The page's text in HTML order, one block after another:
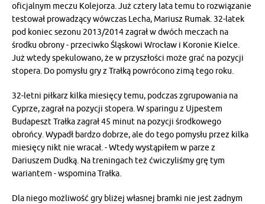
oficjalnym meczu Kolejorza. Już cztery lata temu to rozwiązanie
testował prowadzący wówczas Lecha, Mariusz Rumak. 32-latek
pod koniec sezonu 2013/2014 zagrał w dwóch meczach na
środku obrony - przeciwko Śląskowi Wrocław i Koronie Kielce.
Już wtedy spekulowano, że w przyszłości może grać na pozycji
stopera. Do pomysłu gry z Trałką powrócono zimą tego roku.
32-letni piłkarz kilka miesięcy temu, podczas zgrupowania na
Cyprze, zagrał na pozycji stopera. W sparingu z Ujpestem
Budapeszt Trałka zagrał 45 minut na pozycji środkowego
obrońcy. Wypadł bardzo dobrze, ale do tego pomysłu przez kilka
miesięcy nikt nie wracał. - Wtedy wystąpiłem w parze z
Dariuszem Dudką. Na treningach też ćwiczyliśmy grę tym
wariantem - wspomina Trałka.
Dla niego możliwość gry bliżej własnej bramki nie jest żadnym